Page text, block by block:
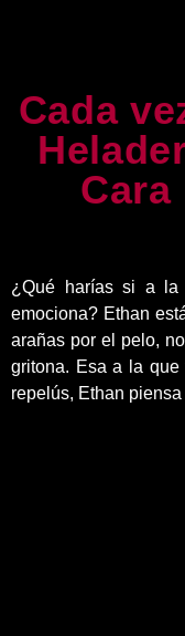
Cada
¿Qué harías si a la
emociona? Ethan
arañas por el pelo,
gritona. Esa a la que
repelús, Ethan